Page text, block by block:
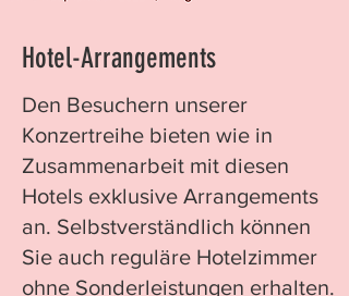
Hotel-Arrangements
Den Besuchern unserer
Konzertreihe bieten wie in
Zusammenarbeit mit diesen
Hotels exklusive Arrangements
an. Selbstverständlich können
Sie auch reguläre Hotelzimmer
ohne Sonderleistungen erhalten.